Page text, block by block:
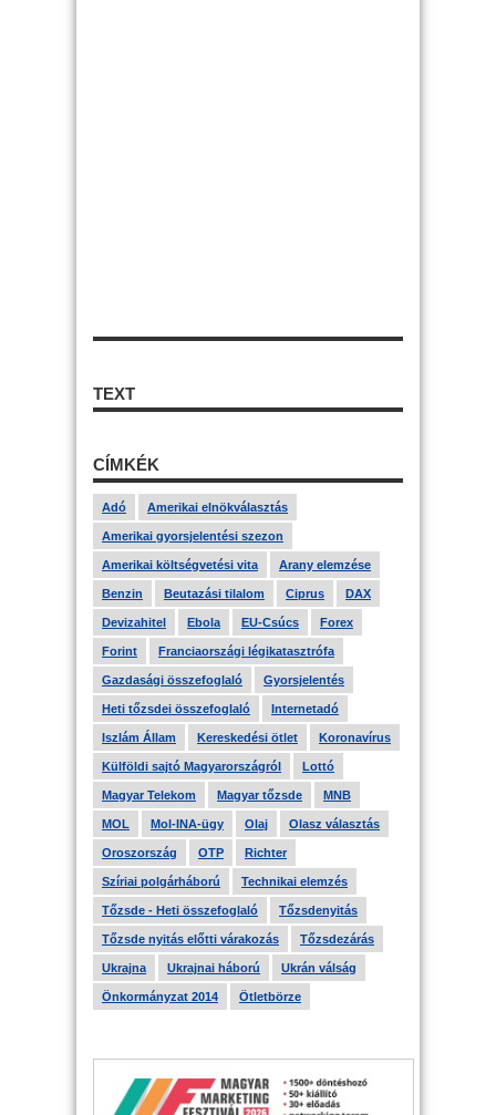
TEXT
CÍMKÉK
Adó Amerikai elnökválasztás
Amerikai gyorsjelentési szezon
Amerikai költségvetési vita Arany elemzése
Benzin Beutazási tilalom Ciprus DAX
Devizahitel Ebola EU-Csúcs Forex
Forint Franciaországi légikatasztrófa
Gazdasági összefoglaló Gyorsjelentés
Heti tőzsdei összefoglaló Internetadó
Iszlám Állam Kereskedési ötlet Koronavírus
Külföldi sajtó Magyarországról Lottó
Magyar Telekom Magyar tőzsde MNB
MOL Mol-INA-ügy Olaj Olasz választás
Oroszország OTP Richter
Szíriai polgárháború Technikai elemzés
Tőzsde - Heti összefoglaló Tőzsdenyitás
Tőzsde nyitás előtti várakozás Tőzsdezárás
Ukrajna Ukrajnai háború Ukrán válság
Önkormányzat 2014 Ötletbörze